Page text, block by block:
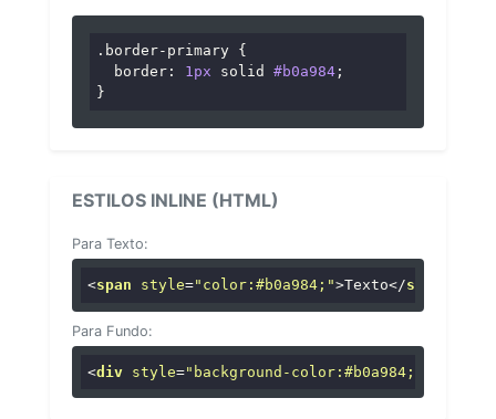
.border-primary {
border : 1px solid #b0a984 ;
}
ESTILOS INLINE (HTML)
Para Texto:
<span style="color:#b0a984;">Texto</span
Para Fundo:
<div style="background-color:#b0a984;"